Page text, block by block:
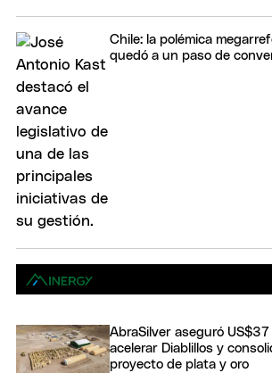
Chile: la polémica
quedó a un paso de
AbraSilver aseguró US$37
acelerar Diablillos y
proyecto de plata y oro